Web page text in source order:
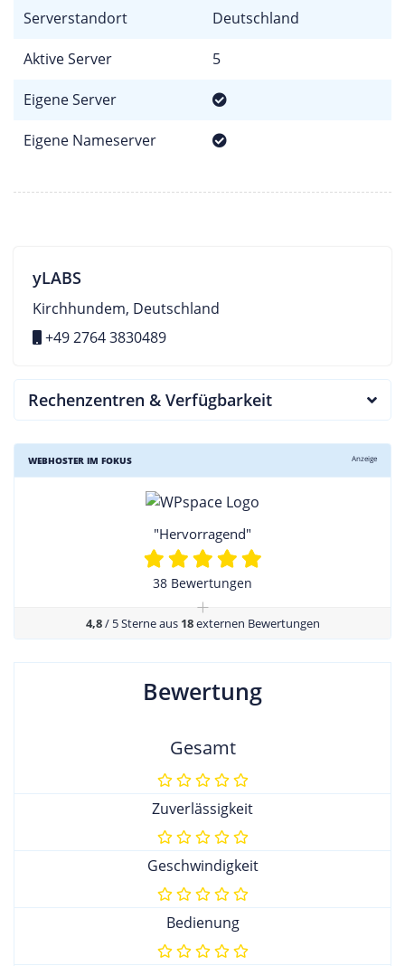
Serverstandort Deutschland
Aktive Server 5
Eigene Server
Eigene Nameserver
yLABS
Kirchhundem, Deutschland
+49 2764 3830489
Rechenzentren & Verfügbarkeit
WEBHOSTER IM FOKUS Anzeige
"Hervorragend"
38 Bewertungen
+
4,8/ 5 Sterne aus 18externen Bewertungen
Bewertung
Gesamt
Zuverlässigkeit
Geschwindigkeit
Bedienung